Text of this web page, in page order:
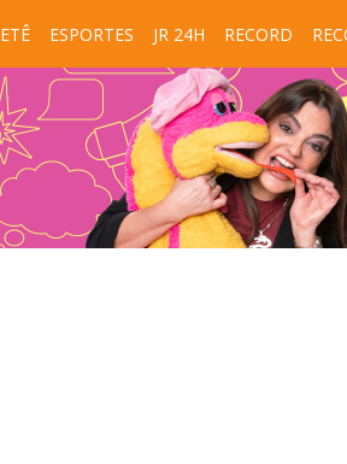
ESPORTES JR 24H RECORD